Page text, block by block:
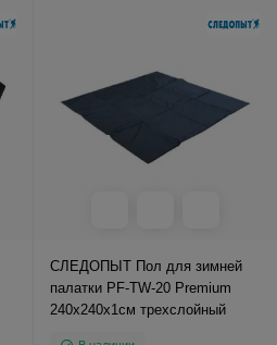
СЛЕДОПЫТ Пол для зимней
палатки PF-TW-20 Premium
240х240х1см трехслойный